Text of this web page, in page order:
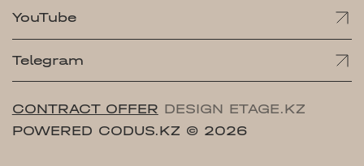
YouTube
Telegram
CONTRACT OFFER DESIGN ETAGE.KZ
POWERED CODUS.KZ © 2026